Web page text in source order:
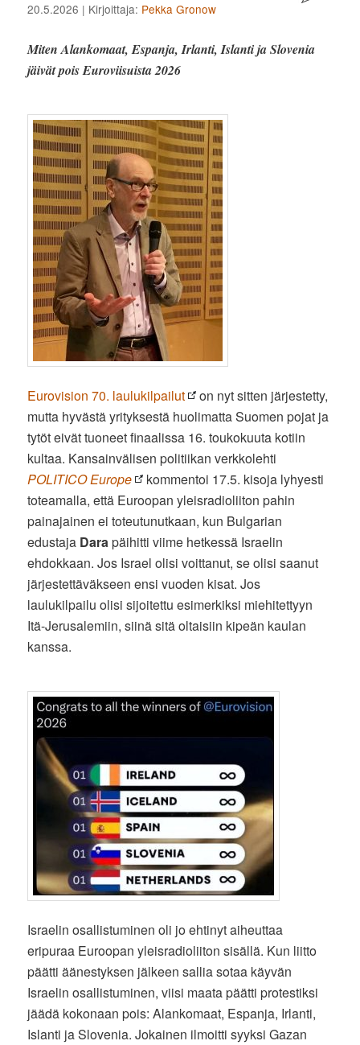
20.5.2026 | Kirjoittaja: Pekka Gronow
Miten Alankomaat, Espanja, Irlanti, Islanti ja Slovenia
jäivät pois Euroviisuista 2026
Eurovision 70. laulukilpailut
on nyt sitten järjestetty,
mutta hyvästä yrityksestä huolimatta Suomen pojat ja
tytöt eivät tuoneet finaalissa 16. toukokuuta kotiin
kultaa. Kansainvälisen politiikan verkkolehti
POLITICO Europe
kommentoi 17.5. kisoja lyhyesti
toteamalla, että Euroopan yleisradioliiton pahin
painajainen ei toteutunutkaan, kun Bulgarian
edustaja Darapäihitti viime hetkessä Israelin
ehdokkaan. Jos Israel olisi voittanut, se olisi saanut
järjestettäväkseen ensi vuoden kisat. Jos
laulukilpailu olisi sijoitettu esimerkiksi miehitettyyn
Itä-Jerusalemiin, siinä sitä oltaisiin kipeän kaulan
kanssa.
Israelin osallistuminen oli jo ehtinyt aiheuttaa
eripuraa Euroopan yleisradioliiton sisällä. Kun liitto
päätti äänestyksen jälkeen sallia sotaa käyvän
Israelin osallistuminen, viisi maata päätti protestiksi
jäädä kokonaan pois: Alankomaat, Espanja, Irlanti,
Islanti ja Slovenia. Jokainen ilmoitti syyksi Gazan